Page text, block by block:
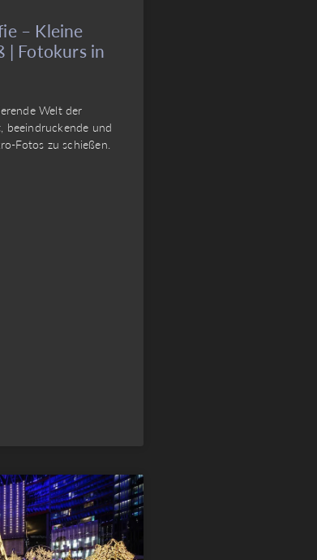
– Kleine
| Fotokurs in
Welt der
beeindruckende und
Fotos zu schießen.